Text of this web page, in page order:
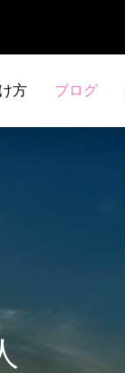
方 ブログ